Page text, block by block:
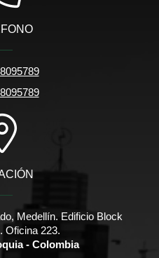
Medellín. Edificio Block
Oficina 223.
- Colombia